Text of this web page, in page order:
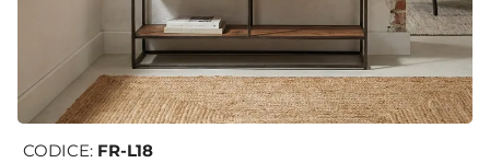
CODICE: FR-L18